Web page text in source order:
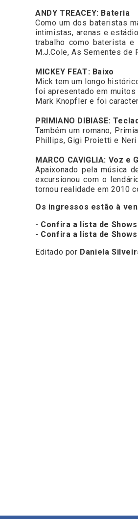
ANDY TREACEY: Bateria
Como um dos bateristas
intimistas, arenas e
trabalho como baterista e
M.J.Cole, As Sementes de
MICKEY FEAT: Baixo
Mick tem um longo
foi apresentado em
Mark Knopfler e foi
PRIMIANO DIBIASE:
Também um romano,
Phillips, Gigi Proietti e Neri
MARCO CAVIGLIA: Voz e
Apaixonado pela música
excursionou com o
tornou realidade em 2010
Os ingressos estão à
- Confira a lista de
- Confira a lista de
Editado por Daniela